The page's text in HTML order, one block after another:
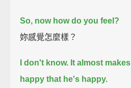
So, now how do you feel?
妳感覺怎麼樣？
I don't know. It almost
happy that he's happy.